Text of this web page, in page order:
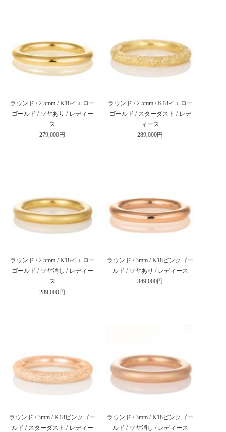
ラウンド / 2.5mm / K18イエロー
ゴールド / ツヤあり / レディー
ス
279,000円
ラウンド / 2.5mm / K18イエロー
ゴールド / スターダスト / レデ
ィース
289,000円
ラウンド / 2.5mm / K18イエロー
ゴールド / ツヤ消し / レディー
ス
289,000円
ラウンド / 3mm / K18ピンクゴー
ルド / ツヤあり / レディース
349,000円
ラウンド / 3mm / K18ピンクゴー
ルド / スターダスト / レディー
ラウンド / 3mm / K18ピンクゴー
ルド / ツヤ消し / レディース